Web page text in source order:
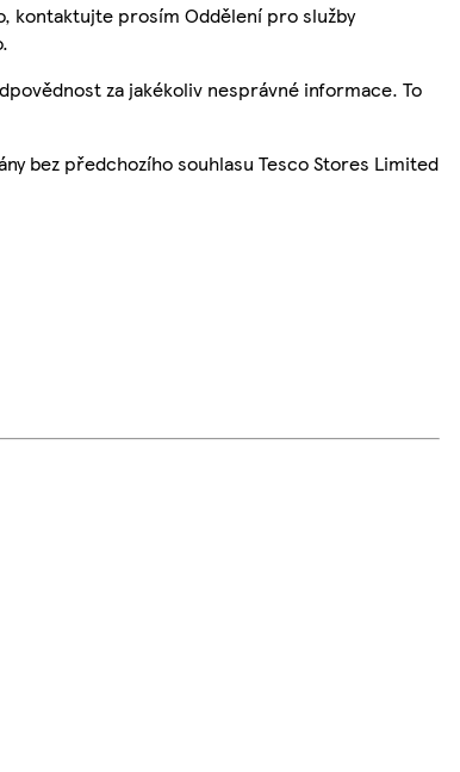
kontaktujte prosím Oddělení pro služby
za jakékoliv nesprávné informace. To
bez předchozího souhlasu Tesco Stores Limited